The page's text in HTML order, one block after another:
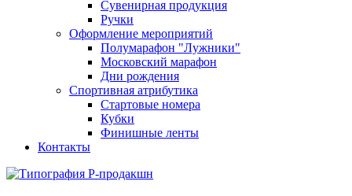
Сувенирная продукция
Ручки
Оформление мероприятий
Полумарафон "Лужники"
Московский марафон
Дни рождения
Спортивная атрибутика
Стартовые номера
Кубки
Финишные ленты
Контакты